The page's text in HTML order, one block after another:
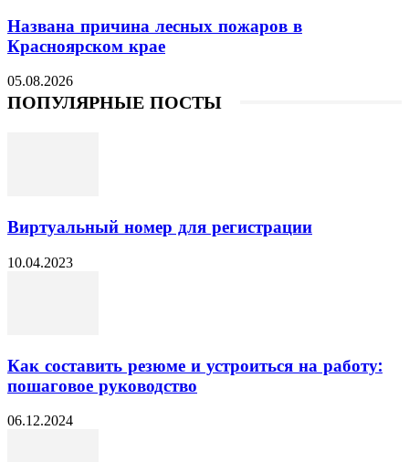
Названа причина лесных пожаров в
Красноярском крае
05.08.2026
ПОПУЛЯРНЫЕ ПОСТЫ
Виртуальный номер для регистрации
10.04.2023
Как составить резюме и устроиться на работу:
пошаговое руководство
06.12.2024